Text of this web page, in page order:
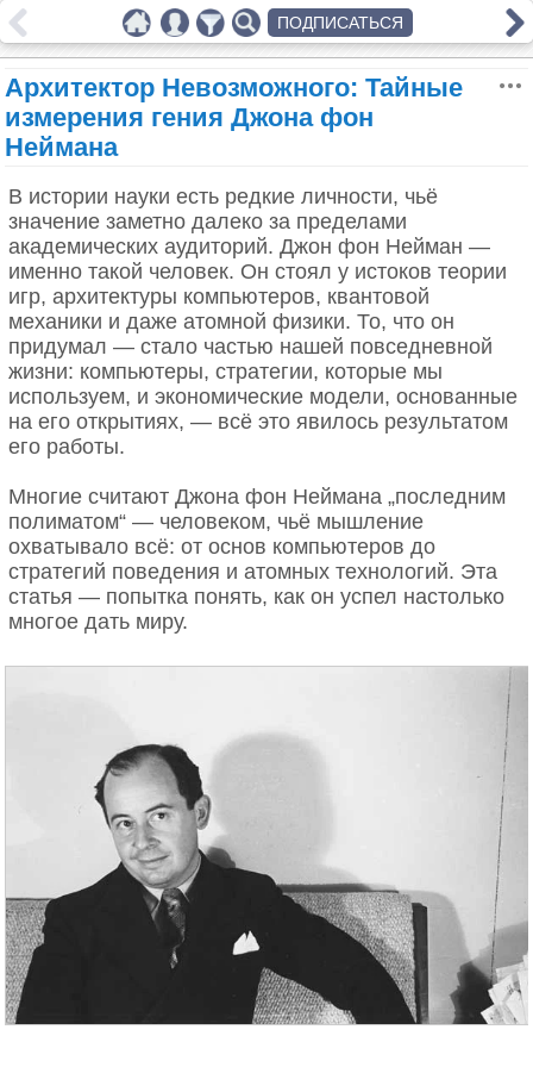
Архитектор Невозможного: Тайные
измерения гения Джона фон
Неймана
В истории науки есть редкие личности, чьё
значение заметно далеко за пределами
академических аудиторий. Джон фон Нейман —
именно такой человек. Он стоял у истоков теории
игр, архитектуры компьютеров, квантовой
механики и даже атомной физики. То, что он
придумал — стало частью нашей повседневной
жизни: компьютеры, стратегии, которые мы
используем, и экономические модели, основанные
на его открытиях, — всё это явилось результатом
его работы.
Многие считают Джона фон Неймана „последним
полиматом“ — человеком, чьё мышление
охватывало всё: от основ компьютеров до
стратегий поведения и атомных технологий. Эта
статья — попытка понять, как он успел настолько
многое дать миру.
ПОДПИСАТЬСЯ